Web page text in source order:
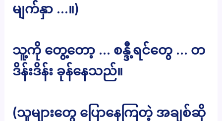
မျက်နှာ …။)
သူ့ကို တွေ့တော့ … စန္ဒီ့ရင်တွေ … တ
ဒိန်းဒိန်း ခုန်နေသည်။
(သူများတွေ ပြောနေကြတဲ့ အချစ်ဆို